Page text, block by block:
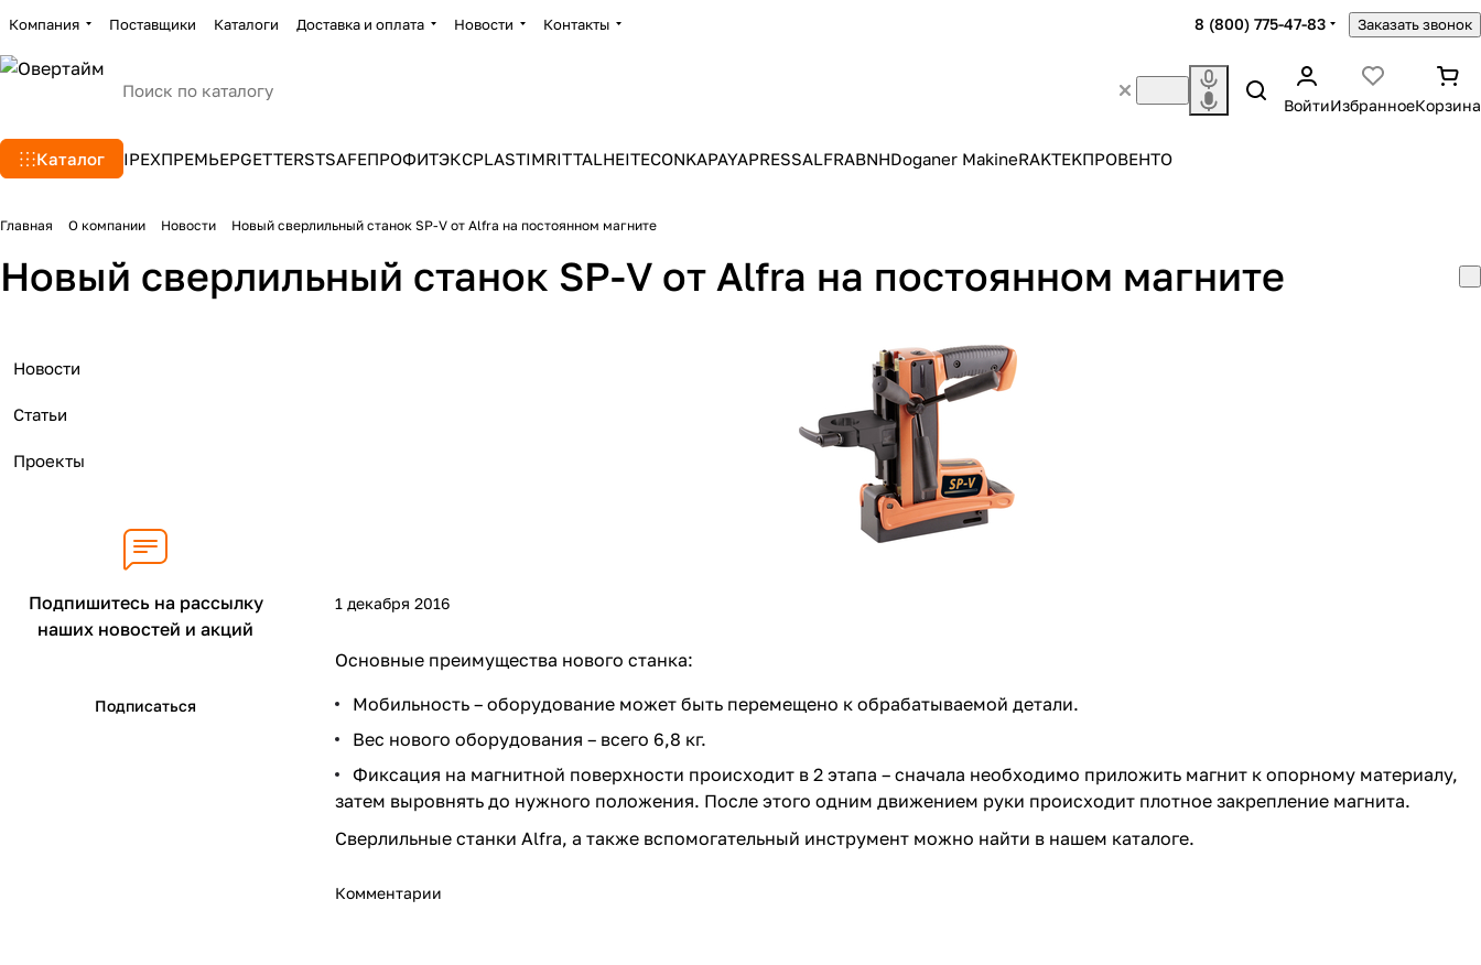
Компания Поставщики Каталоги Доставка и оплата Новости Контакты 8 (800) 775-47-83 Заказать звонок
ВойтиИзбранноеКорзина
Каталог IPEXПРЕМЬЕРGETTERSTSAFEПРОФИТЭКСPLASTIMRITTALHEITECONKAPAYAPRESSALFRABNHDoganer MakineRAKTEKПРОВЕНТО
Главная О компании Новости Новый сверлильный станок SP-V от Alfra на постоянном магните
Новый сверлильный станок SP-V от Alfra на постоянном магните
1 декабря 2016
Основные преимущества нового станка:
Мобильность – оборудование может быть перемещено к обрабатываемой детали.
Вес нового оборудования – всего 6,8 кг.
Фиксация на магнитной поверхности происходит в 2 этапа – сначала необходимо приложить магнит к опорному материалу,
затем выровнять до нужного положения. После этого одним движением руки происходит плотное закрепление магнита.
Сверлильные станки Alfra, а также вспомогательный инструмент можно найти в нашем каталоге.
Комментарии
Новости
Статьи
Проекты
Подпишитесь на рассылку
наших новостей и акций
Подписаться